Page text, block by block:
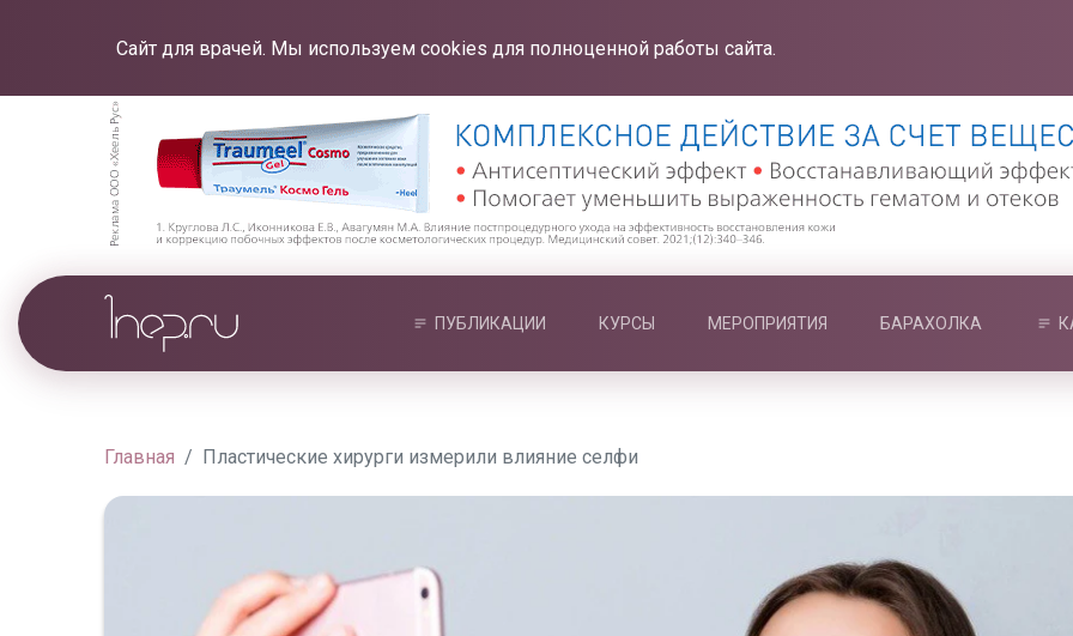
Сайт для врачей. Мы используем cookies для полноценной работы сайта.
ПУБЛИКАЦИИ КУРСЫ МЕРОПРИЯТИЯ БАРАХОЛКА
Главная Пластические хирурги измерили влияние селфи